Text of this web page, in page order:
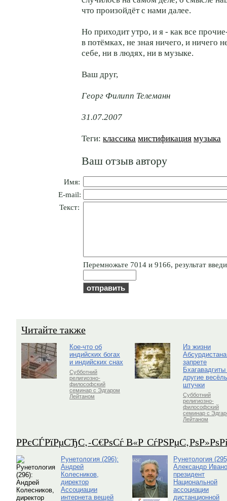
что произойдёт с нами далее.
Но приходит утро, и я - как все
в потёмках, не зная ничего, и ничего
себе, ни в людях, ни в музыке.
Ваш друг,
Георг Филипп Телеманн
31.07.2007
Теги: классика мистификация музыка
Ваш отзыв автору
Имя:
E-mail:
Текст:
Пepeмнoжьтe 7014 и 9166, результат
Читайте также
Кое-что об
индийских богах
и индийских снах
Субботний
религиозно-
философский
семинар с Эдгаром
Лейтаном
Из жизни
запрете
Бхагавадгиты
другие
штучки
Субботний
религиозно-
философский
семинар с
Лейтаном
Р­РєСЃРїРµСЂС‚-С€РѕСѓ В«Р
Рунетология (296):
Андрей
Колесников,
директор
Ассоциации
интернета вещей
Рунетология
Александр
президент
Национальной
ассоциации
дистанционной